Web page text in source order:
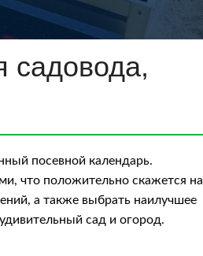
садовода,
посевной календарь.
что положительно скажется на
а также выбрать наилучшее
сад и огород.